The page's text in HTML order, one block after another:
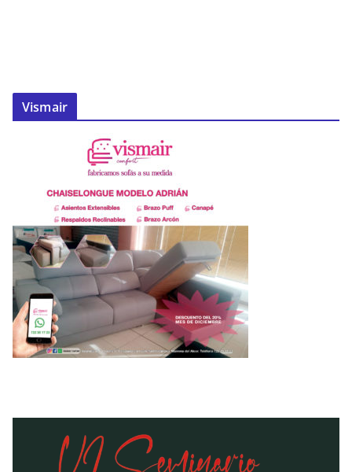
Vismair